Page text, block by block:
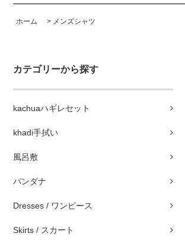
ホーム > メンズシャツ
カテゴリーから探す
kachuaハギレセット
khadi手拭い
風呂敷
バンダナ
Dresses / ワンピース
Skirts / スカート